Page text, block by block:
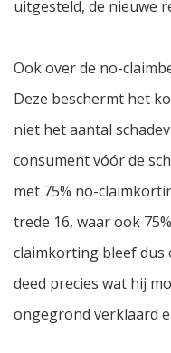
uitgesteld, de nieuwe
Ook over de no-
Deze beschermt het
niet het aantal
consument vóór de
met 75% no-
trede 16, waar ook
claimkorting bleef dus
deed precies wat hij
ongegrond verklaard